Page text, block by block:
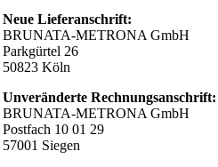
Neue Lieferanschrift:
BRUNATA-METRONA GmbH
Parkgürtel 26
50823 Köln
Unveränderte Rechnungsanschrift:
BRUNATA-METRONA GmbH
Postfach 10 01 29
57001 Siegen